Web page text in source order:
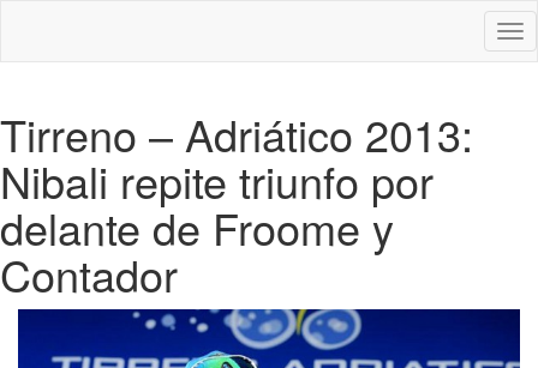
Tirreno – Adriático 2013:
Nibali repite triunfo por
delante de Froome y
Contador